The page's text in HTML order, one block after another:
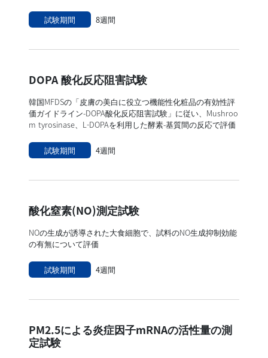
試験期間 8週間
DOPA 酸化反応阻害試験
韓国MFDSの「皮膚の美白に役立つ機能性化粧品の有効性評
価ガイドライン-DOPA酸化反応阻害試験」に従い、Mushroo
m tyrosinase、L-DOPAを利用した酵素-基質間の反応で評価
試験期間 4週間
酸化窒素(NO)測定試験
NOの生成が誘導された大食細胞で、試料のNO生成抑制効能
の有無について評価
試験期間 4週間
PM2.5による炎症因子mRNAの活性量の測
定試験